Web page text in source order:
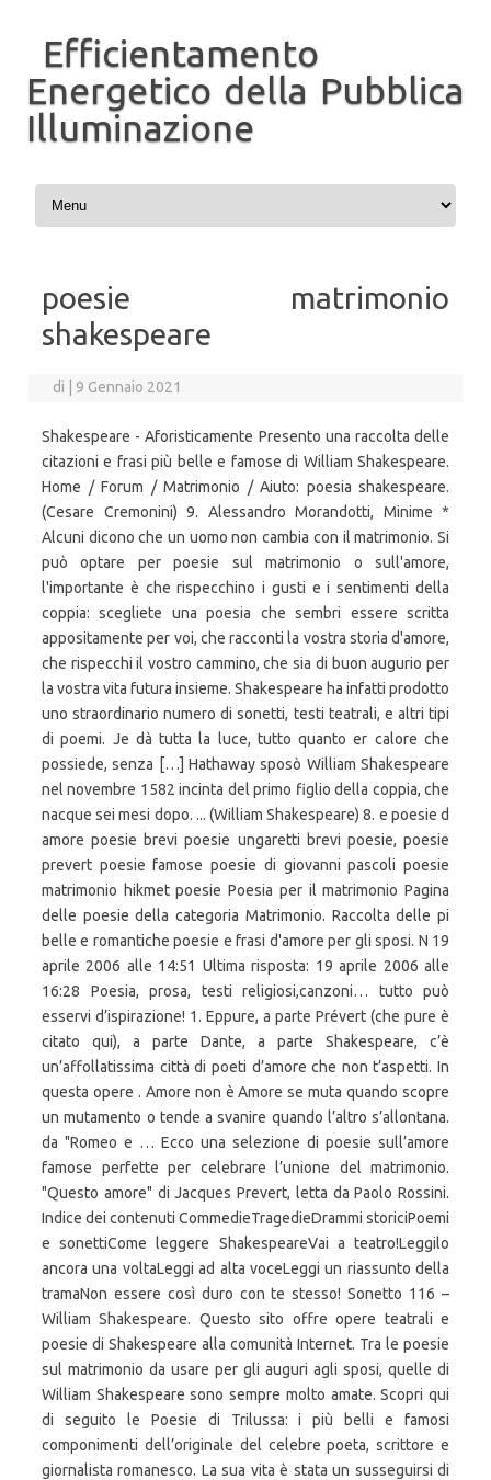
Efficientamento
Energetico della Pubblica
Illuminazione
Vai al contenuto
poesie matrimonio
shakespeare
di 9 Gennaio 2021
Shakespeare - Aforisticamente Presento una raccolta delle
citazioni e frasi più belle e famose di William Shakespeare.
Home / Forum / Matrimonio / Aiuto: poesia shakespeare.
(Cesare Cremonini) 9. Alessandro Morandotti, Minime *
Alcuni dicono che un uomo non cambia con il matrimonio. Si
può optare per poesie sul matrimonio o sull'amore,
l'importante è che rispecchino i gusti e i sentimenti della
coppia: scegliete una poesia che sembri essere scritta
appositamente per voi, che racconti la vostra storia d'amore,
che rispecchi il vostro cammino, che sia di buon augurio per
la vostra vita futura insieme. Shakespeare ha infatti prodotto
uno straordinario numero di sonetti, testi teatrali, e altri tipi
di poemi. Je dà tutta la luce, tutto quanto er calore che
possiede, senza […] Hathaway sposò William Shakespeare
nel novembre 1582 incinta del primo figlio della coppia, che
nacque sei mesi dopo. ... (William Shakespeare) 8. e poesie d
amore poesie brevi poesie ungaretti brevi poesie, poesie
prevert poesie famose poesie di giovanni pascoli poesie
matrimonio hikmet poesie Poesia per il matrimonio Pagina
delle poesie della categoria Matrimonio. Raccolta delle pi
belle e romantiche poesie e frasi d'amore per gli sposi. N 19
aprile 2006 alle 14:51 Ultima risposta: 19 aprile 2006 alle
16:28 Poesia, prosa, testi religiosi,canzoni… tutto può
esservi d’ispirazione! 1. Eppure, a parte Prévert (che pure è
citato qui), a parte Dante, a parte Shakespeare, c’è
un’affollatissima città di poeti d’amore che non t’aspetti. In
questa opere . Amore non è Amore se muta quando scopre
un mutamento o tende a svanire quando l’altro s’allontana.
da "Romeo e … Ecco una selezione di poesie sull’amore
famose perfette per celebrare l’unione del matrimonio.
"Questo amore" di Jacques Prevert, letta da Paolo Rossini.
Indice dei contenuti CommedieTragedieDrammi storiciPoemi
e sonettiCome leggere ShakespeareVai a teatro!Leggilo
ancora una voltaLeggi ad alta voceLeggi un riassunto della
tramaNon essere così duro con te stesso! Sonetto 116 –
William Shakespeare. Questo sito offre opere teatrali e
poesie di Shakespeare alla comunità Internet. Tra le poesie
sul matrimonio da usare per gli auguri agli sposi, quelle di
William Shakespeare sono sempre molto amate. Scopri qui
di seguito le Poesie di Trilussa: i più belli e famosi
componimenti dell’originale del celebre poeta, scrittore e
giornalista romanesco. La sua vita è stata un susseguirsi di